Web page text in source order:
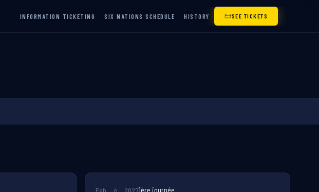
INFORMATION TICKETING SIX NATIONS SCHEDULE HISTORY SEE TICKETS
1ère journée